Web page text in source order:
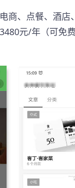
商、点餐、酒店
元/年（可免